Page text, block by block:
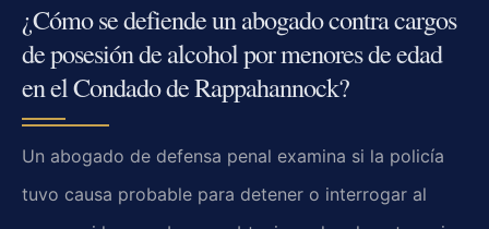
¿Cómo se defiende un abogado contra cargos
de posesión de alcohol por menores de edad
en el Condado de Rappahannock?
Un abogado de defensa penal examina si la policía
tuvo causa probable para detener o interrogar al